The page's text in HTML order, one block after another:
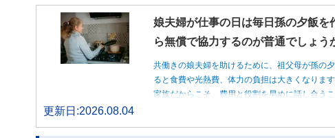
娘夫婦が仕事の日は毎日孫の夕飯
ら無償で協力するのが普通でしょう
共働きの娘夫婦を助けるために、祖父母が孫の
ると食費や光熱費、体力の負担は大きくなりま
家族だからこそ、費用と役割を早めに話し合うこ
更新日:2026.08.04